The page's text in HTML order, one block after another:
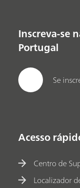
Inscreva-se
Portugal
Se
Acesso
Centro de
Localizador